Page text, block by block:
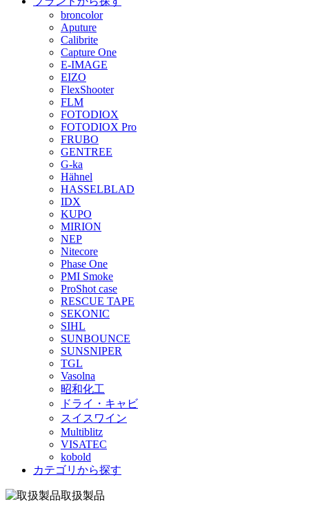
broncolor
Aputure
Calibrite
Capture One
E-IMAGE
EIZO
FlexShooter
FLM
FOTODIOX
FOTODIOX Pro
FRUBO
GENTREE
G-ka
Hähnel
HASSELBLAD
IDX
KUPO
MIRION
NEP
Nitecore
Phase One
PMI Smoke
ProShot case
RESCUE TAPE
SEKONIC
SIHL
SUNBOUNCE
SUNSNIPER
TGL
Vasolna
昭和化工
ドライ・キャビ
スイスワイン
Multiblitz
VISATEC
kobold
カテゴリから探す
取扱製品